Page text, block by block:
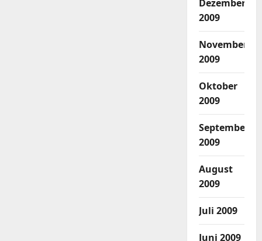
Dezember
2009
November
2009
Oktober
2009
September
2009
August
2009
Juli 2009
Juni 2009